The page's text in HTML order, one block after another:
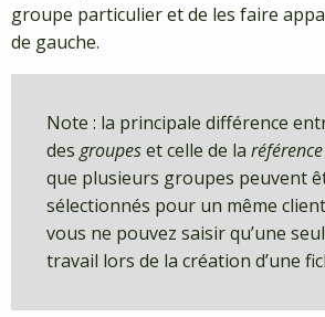
groupe particulier et de les faire
de gauche.
Note : la principale différence
des groupeset celle de la
que plusieurs groupes peuvent
sélectionnés pour un même
vous ne pouvez saisir qu’une
travail lors de la création d’une